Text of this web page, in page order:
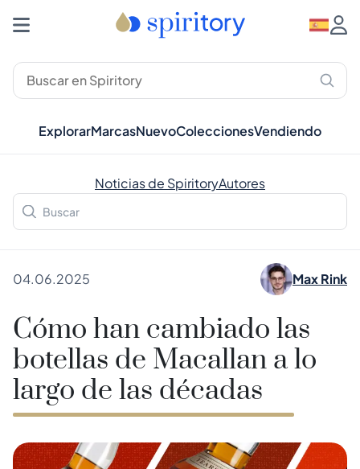
ExplorarMarcasNuevoColeccionesVendiendo
Noticias de SpiritoryAutores
04.06.2025 Max Rink
Cómo han cambiado las
botellas de Macallan a lo
largo de las décadas